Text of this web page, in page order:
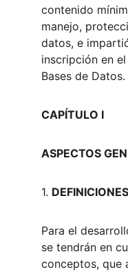
contenido
manejo,
datos, e
inscripción en
Bases de Datos.
CAPÍTULO I
ASPECTOS
1. DEFINICIONES
Para el
se tendrán en
conceptos, que